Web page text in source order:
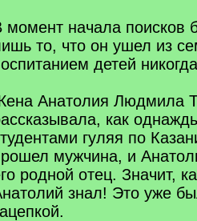
момент начала поисков
то, что он ушел из
детей
Анатолия Людмила
как
гуляя по
мужчина, и
родной отец. Значит,
знал! Это уже